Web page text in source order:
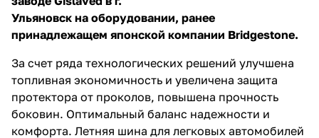
Ульяновск на оборудовании, ранее
принадлежащем японской компании Bridgestone.
За счет ряда технологических решений улучшена
топливная экономичность и увеличена защита
протектора от проколов, повышена прочность
боковин. Оптимальный баланс надежности и
комфорта. Летняя шина для легковых автомобилей